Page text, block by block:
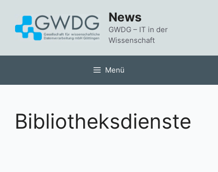
springen
News
GWDG – IT in der
Wissenschaft
Menü
Bibliotheksdienste